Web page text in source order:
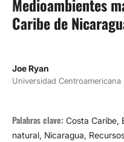
Medioambientes
Caribe de
Joe Ryan
Universidad Centroamericana
Palabras clave: Costa Caribe,
natural, Nicaragua,